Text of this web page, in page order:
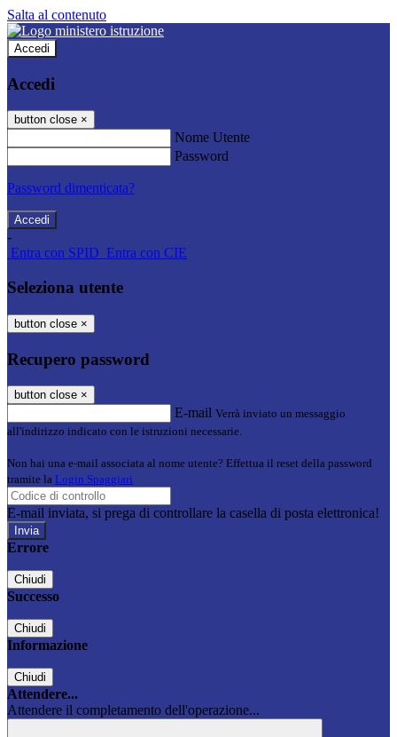
Salta al contenuto
Accedi
Accedi
button close ×
Nome Utente
Password
Password dimenticata?
-
Entra con SPID Entra con CIE
Seleziona utente
button close ×
Recupero password
button close ×
E-mail Verrà inviato un messaggio
all'indirizzo indicato con le istruzioni necessarie.
Non hai una e-mail associata al nome utente? Effettua il reset della password
tramite la Login Spaggiari
E-mail inviata, si prega di controllare la casella di posta elettronica!
Errore
Chiudi
Successo
Chiudi
Informazione
Chiudi
Attendere...
Attendere il completamento dell'operazione...